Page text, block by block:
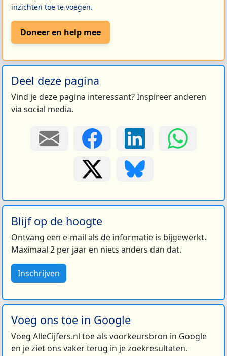
inzichten toe te voegen.
Doneer en help mee
Deel deze pagina
Vind je deze pagina interessant? Inspireer anderen
via social media.
Blijf op de hoogte
Ontvang een e-mail als de informatie is bijgewerkt.
Maximaal 2 per jaar en niets anders dan dat.
Inschrijven
Voeg ons toe in Google
Voeg AlleCijfers.nl toe als voorkeursbron in Google
en je ziet ons vaker terug in je zoekresultaten.